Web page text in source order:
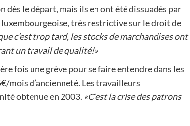
le départ, mais ils en ont été dissuadés par
très restrictive sur le droit de
c’est trop tard, les stocks de marchandises ont
un travail de qualité!»
fois une grève pour se faire entendre dans les
mois d’ancienneté. Les travailleurs
obtenue en 2003. «C’est la crise des patrons